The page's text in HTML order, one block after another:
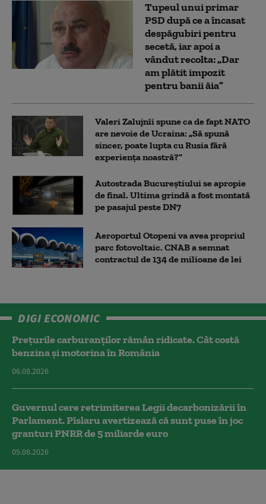
Tupeul unui primar
PSD după ce a încasat
despăgubiri pentru
secetă, iar apoi a
vândut recolta: „Dar
am plătit impozit
pentru banii ăia”
Valeri Zalujnîi spune ca de fapt NATO
are nevoie de Ucraina: „Să spună
sincer, poate lupta cu Rusia fără
experiența noastră?”
Autostrada Bucureștiului se apropie
de final. Ultima grindă a fost montată
pe pasajul peste DN7
Aeroportul Otopeni va avea propriul
parc fotovoltaic. CNAB a semnat
contractul de 134 de milioane de lei
DIGI ECONOMIC
Prețurile carburanților rămân ridicate. Cât costă
benzina și motorina în România
06.08.2026
Guvernul cere retrimiterea Legii decarbonizării în
Parlament. Pîslaru avertizează că sunt puse în joc
granturi PNRR de 5 miliarde euro
05.08.2026